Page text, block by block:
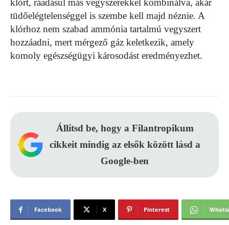
klórt, ráadásul más vegyszerekkel kombinálva, akár
tüdőelégtelenséggel is szembe kell majd néznie. A
klórhoz nem szabad ammónia tartalmú vegyszert
hozzáadni, mert mérgező gáz keletkezik, amely
komoly egészségügyi károsodást eredményezhet.
Állítsd be, hogy a Filantropikum
cikkeit mindig az elsők között lásd a
Google-ben
Facebook X Pinterest